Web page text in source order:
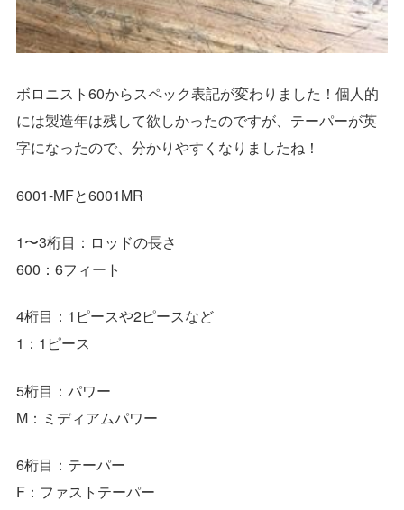
ボロニスト60からスペック表記が変わりました！個人的
には製造年は残して欲しかったのですが、テーパーが英
字になったので、分かりやすくなりましたね！
6001-MFと6001MR
1〜3桁目：ロッドの長さ
600：6フィート
4桁目：1ピースや2ピースなど
1：1ピース
5桁目：パワー
M：ミディアムパワー
6桁目：テーパー
F：ファストテーパー